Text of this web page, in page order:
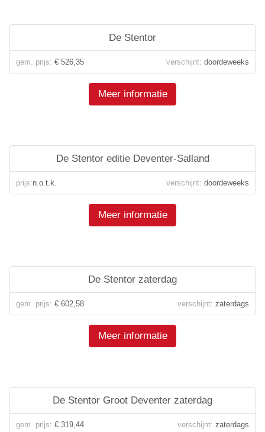
De Stentor
gem. prijs: € 526,35 verschijnt: doordeweeks
Meer informatie
De Stentor editie Deventer-Salland
prijs:n.o.t.k. verschijnt: doordeweeks
Meer informatie
De Stentor zaterdag
gem. prijs: € 602,58 verschijnt: zaterdags
Meer informatie
De Stentor Groot Deventer zaterdag
gem. prijs: € 319,44 verschijnt: zaterdags